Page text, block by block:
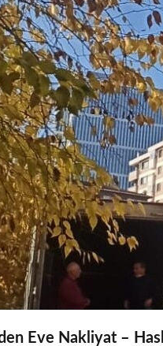
Eve Nakliyat –